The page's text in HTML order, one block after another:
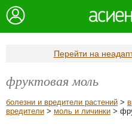
Перейти на
фруктовая моль
болезни и вредители растений >
вредители > моль и личинки >